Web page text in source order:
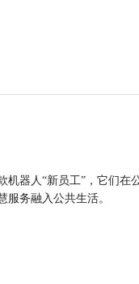
机器人“新员工”，它们
务融入公共生活。